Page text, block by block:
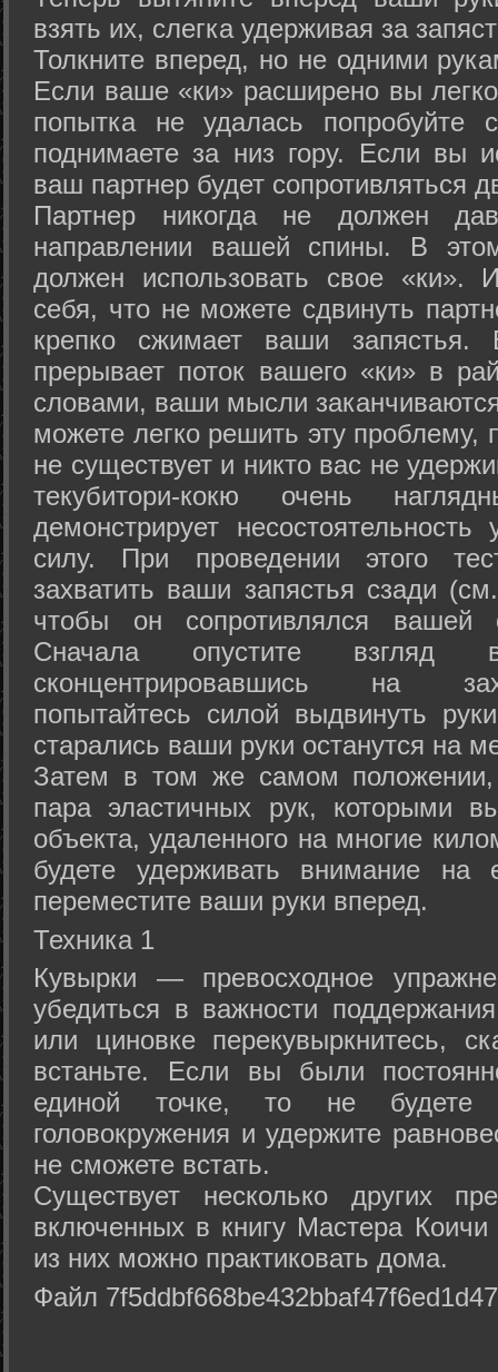
взять их, слегка удерживая за
Толкните вперед, но не одними
Если ваше «ки» расширено вы
попытка не удалась попробуйте
поднимаете за низ гору. Если вы
ваш партнер будет сопротивляться
Партнер никогда не должен
направлении вашей спины. В
должен использовать свое «ки».
себя, что не можете сдвинуть
крепко сжимает ваши запястья.
прерывает поток вашего «ки» в
словами, ваши мысли
можете легко решить эту проблему,
не существует и никто вас не
текубитори-кокю очень
демонстрирует
силу. При проведении этого
захватить ваши запястья сзади
чтобы он сопротивлялся вашей
Сначала опустите
сконцентрировавшись на
попытайтесь силой выдвинуть
старались ваши руки останутся на
Затем в том же самом положении,
пара эластичных рук, которыми
объекта, удаленного на многие
будете удерживать внимание на
переместите ваши руки вперед.
Техника 1
Кувырки — превосходное
убедиться в важности
или циновке перекувыркнитесь,
встаньте. Если вы были
единой точке, то не будете
головокружения и удержите
не сможете встать.
Существует несколько других
включенных в книгу Мастера
из них можно практиковать дома.
Файл